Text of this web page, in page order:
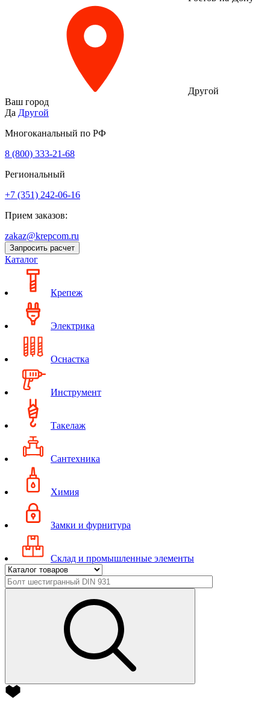
Другой
Ваш город
Да Другой
Многоканальный по РФ
8 (800) 333‑21-68
Региональный
+7 (351) 242-06-16
Прием заказов:
zakaz@krepcom.ru
Запросить расчет
Каталог
Крепеж
Электрика
Оснастка
Инструмент
Такелаж
Сантехника
Химия
Замки и фурнитура
Склад и промышленные элементы